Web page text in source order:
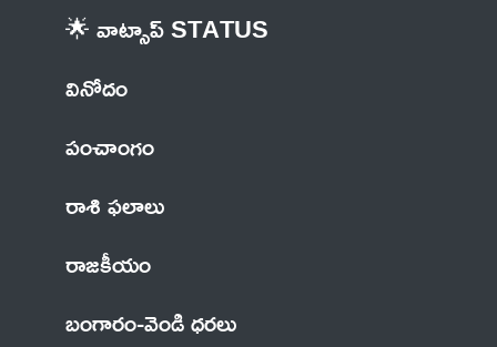
🌟 వాట్సాప్ STATUS
వినోదం
పంచాంగం
రాశి ఫలాలు
రాజకీయం
బంగారం-వెండి ధరలు